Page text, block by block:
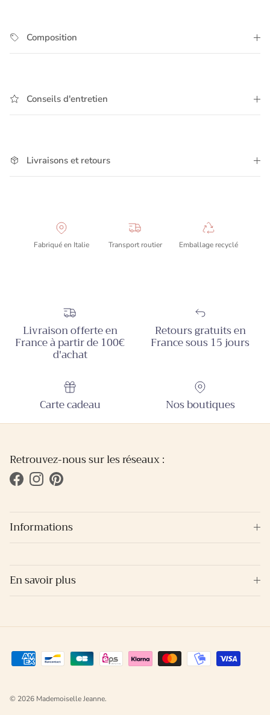
Composition
Conseils d'entretien
Livraisons et retours
Fabriqué en Italie Transport routier Emballage recyclé
Livraison offerte en
France à partir de 100€
d'achat
Retours gratuits en
France sous 15 jours
Carte cadeau Nos boutiques
Retrouvez-nous sur les réseaux :
FacebookInstagramPinterest
Informations
En savoir plus
© 2026 Mademoiselle Jeanne.